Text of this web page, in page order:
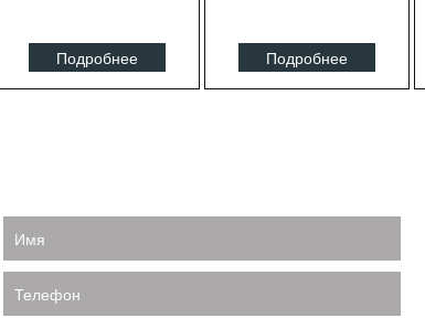
Подробнее Подробнее
Имя
Телефон